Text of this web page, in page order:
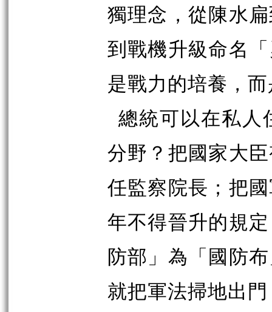
獨理念，從陳水
到戰機升級命名
是戰力的培養，
總統可以在私人
分野？把國家大
任監察院長；把
年不得晉升的規
防部」為「國防
就把軍法掃地出